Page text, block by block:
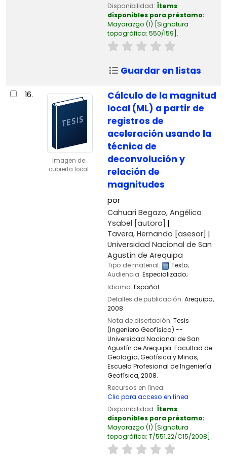
Disponibilidad: Ítems
disponibles para préstamo:
Mayorazgo (1) Signatura
topográfica: 550/I59 .
Guardar en listas
16.
Imagen de
cubierta local
Cálculo de la magnitud
local (ML) a partir de
registros de
aceleración usando la
técnica de
deconvolución y
relación de
magnitudes
por
Cahuari Begazo, Angélica
Ysabel [autora]
Tavera, Hernando [asesor]
Universidad Nacional de San
Agustín de Arequipa
Tipo de material: Texto;
Audiencia: Especializado;
Idioma: Español
Detalles de publicación: Arequipa,
2008
Nota de disertación: Tesis
(Ingeniero Geofísico) --
Universidad Nacional de San
Agustín de Arequipa. Facultad de
Geología, Geofísica y Minas,
Escuela Profesional de Ingeniería
Geofísica, 2008.
Recursos en línea:
Clic para acceso en línea
Disponibilidad: Ítems
disponibles para préstamo:
Mayorazgo (1) Signatura
topográfica: T/551.22/C15/2008 .